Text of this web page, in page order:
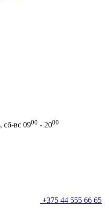
, сб-вс 0900 - 2000
+375 44 555 66 65